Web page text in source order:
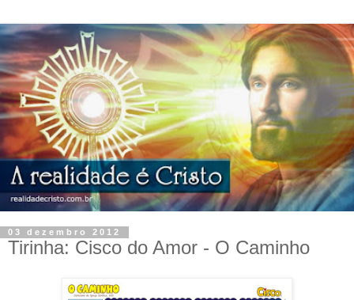
03 dezembro 2012
Tirinha: Cisco do Amor - O Caminho